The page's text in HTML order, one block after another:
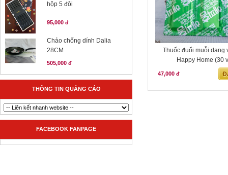
hộp 5 đôi
95,000 đ
Chảo chống dính Dalia
28CM
505,000 đ
THÔNG TIN QUẢNG CÁO
FACEBOOK FANPAGE
Thuốc đuổi muỗi dạng
Happy Home (30
47,000 đ